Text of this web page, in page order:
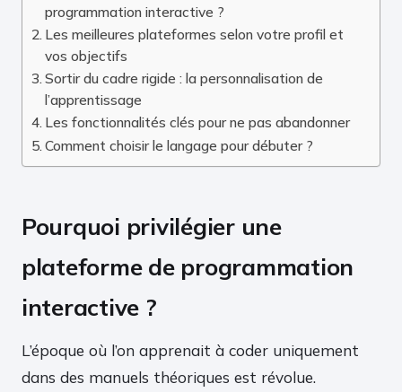
programmation interactive ?
Les meilleures plateformes selon votre profil et
vos objectifs
Sortir du cadre rigide : la personnalisation de
l’apprentissage
Les fonctionnalités clés pour ne pas abandonner
Comment choisir le langage pour débuter ?
Pourquoi privilégier une
plateforme de programmation
interactive ?
L’époque où l’on apprenait à coder uniquement
dans des manuels théoriques est révolue.